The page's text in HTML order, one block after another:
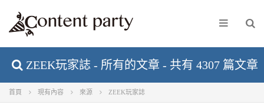
ZEEK玩家誌 - 所有的文章 - 共有 4307 篇文章
首頁 現有內容 來源 ZEEK玩家誌